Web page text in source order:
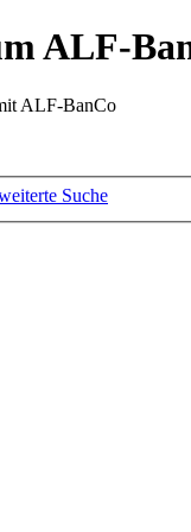
ALF-
ALF-BanCo
Suche